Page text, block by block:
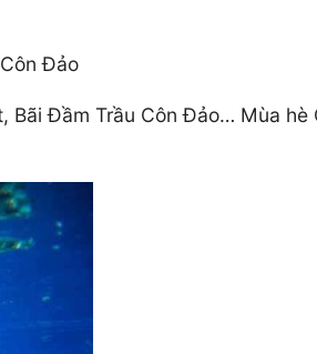
Đảo
Đầm Trầu Côn Đảo… Mùa